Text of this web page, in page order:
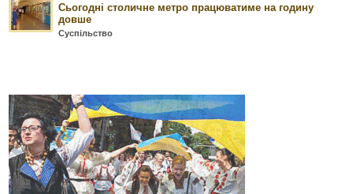
Сьогодні столичне метро працюватиме на годину
довше
Суспільство